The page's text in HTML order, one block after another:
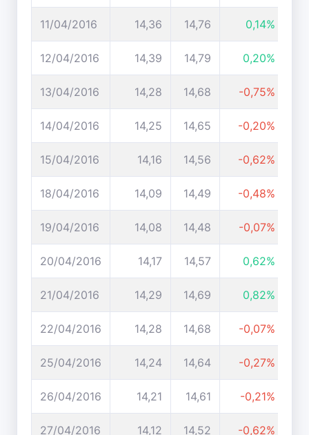
11/04/2016 14,36 14,76 0,14%
12/04/2016 14,39 14,79 0,20%
13/04/2016 14,28 14,68 -0,75%
14/04/2016 14,25 14,65 -0,20%
15/04/2016 14,16 14,56 -0,62%
18/04/2016 14,09 14,49 -0,48%
19/04/2016 14,08 14,48 -0,07%
20/04/2016 14,17 14,57 0,62%
21/04/2016 14,29 14,69 0,82%
22/04/2016 14,28 14,68 -0,07%
25/04/2016 14,24 14,64 -0,27%
26/04/2016 14,21 14,61 -0,21%
27/04/2016 14,12 14,52 -0,62%